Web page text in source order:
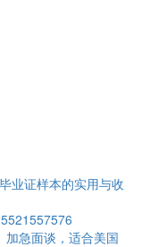
业证样本的实用与收
急面谈，适合美国